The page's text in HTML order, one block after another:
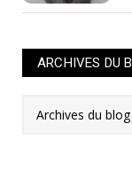
ARCHIVES DU